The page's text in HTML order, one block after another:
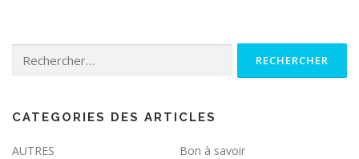
CATEGORIES DES ARTICLES
AUTRES
Bon à savoir